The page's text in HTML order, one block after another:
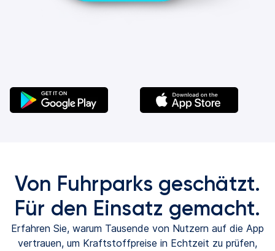
Tab
geöffnet)
Tab
geöffnet)
Von Fuhrparks geschätzt.
Für den Einsatz gemacht.
Erfahren Sie, warum Tausende von Nutzern auf die App
vertrauen, um Kraftstoffpreise in Echtzeit zu prüfen,